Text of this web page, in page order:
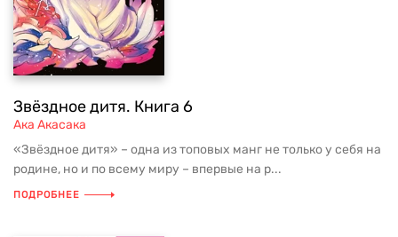
Звёздное дитя. Книга 6
Ака Акасака
«Звёздное дитя» – одна из топовых манг не только у себя на
родине, но и по всему миру – впервые на р...
ПОДРОБНЕЕ